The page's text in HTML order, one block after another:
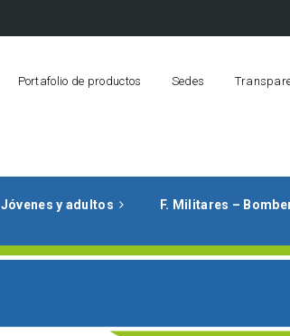
Portafolio de productos Sedes
Jóvenes y adultos F. Militares –